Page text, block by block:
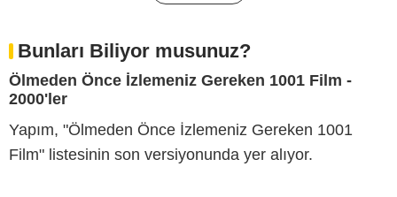
Bunları Biliyor musunuz?
Ölmeden Önce İzlemeniz Gereken 1001 Film -
2000'ler
Yapım, "Ölmeden Önce İzlemeniz Gereken 1001
Film" listesinin son versiyonunda yer alıyor.